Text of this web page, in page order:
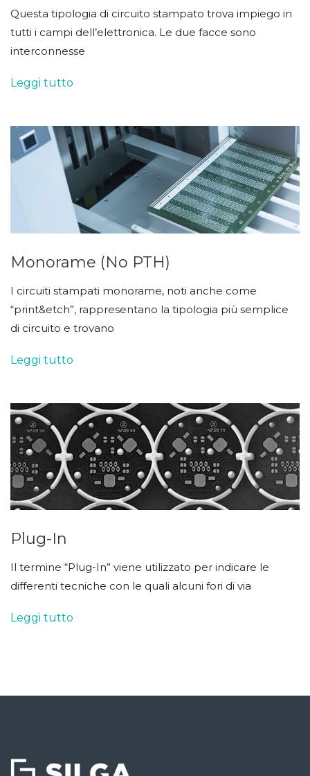
Questa tipologia di circuito stampato trova impiego in
tutti i campi dell’elettronica. Le due facce sono
interconnesse
Leggi tutto
Monorame (no PTH)
I circuiti stampati monorame, noti anche come
“print&etch”, rappresentano la tipologia più semplice
di circuito e trovano
Leggi tutto
Plug-In
Il termine “Plug-In” viene utilizzato per indicare le
differenti tecniche con le quali alcuni fori di via
Leggi tutto